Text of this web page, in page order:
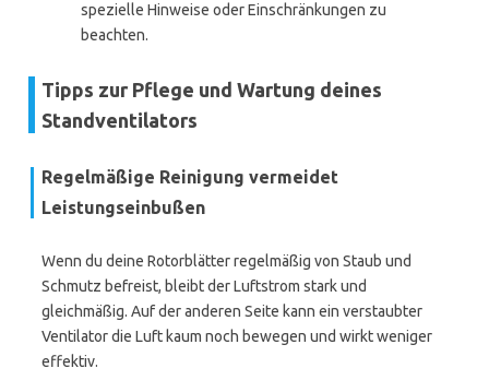
spezielle Hinweise oder Einschränkungen zu
beachten.
Tipps zur Pflege und Wartung deines
Standventilators
Regelmäßige Reinigung vermeidet
Leistungseinbußen
Wenn du deine Rotorblätter regelmäßig von Staub und
Schmutz befreist, bleibt der Luftstrom stark und
gleichmäßig. Auf der anderen Seite kann ein verstaubter
Ventilator die Luft kaum noch bewegen und wirkt weniger
effektiv.